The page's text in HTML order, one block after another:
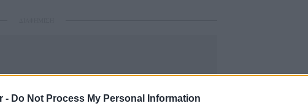
- Do Not Process My Personal Information